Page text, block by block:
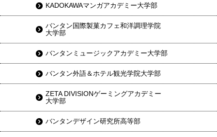
KADOKAWAマンガアカデミー大学部
バンタン国際製菓カフェ和洋調理学院
大学部
バンタンミュージックアカデミー大学部
バンタン外語＆ホテル観光学院大学部
ZETA DIVISIONゲーミングアカデミー
大学部
バンタンデザイン研究所高等部